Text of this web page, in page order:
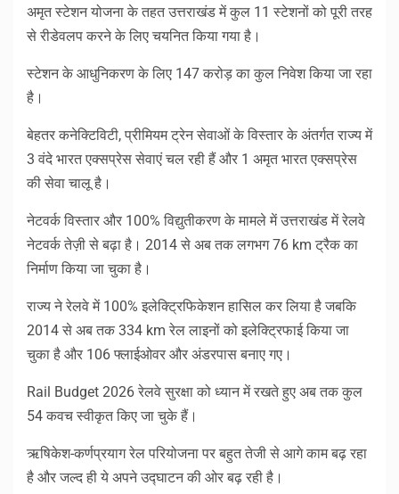
अमृत स्टेशन योजना के तहत उत्तराखंड में कुल 11 स्टेशनों को पूरी तरह
से रीडेवलप करने के लिए चयनित किया गया है।
स्टेशन के आधुनिकरण के लिए 147 करोड़ का कुल निवेश किया जा रहा
है।
बेहतर कनेक्टिविटी, प्रीमियम ट्रेन सेवाओं के विस्तार के अंतर्गत राज्य में
3 वंदे भारत एक्सप्रेस सेवाएं चल रही हैं और 1 अमृत भारत एक्सप्रेस
की सेवा चालू है।
नेटवर्क विस्तार और 100% विद्युतीकरण के मामले में उत्तराखंड में रेलवे
नेटवर्क तेज़ी से बढ़ा है। 2014 से अब तक लगभग 76 km ट्रैक का
निर्माण किया जा चुका है।
राज्य ने रेलवे में 100% इलेक्ट्रिफिकेशन हासिल कर लिया है जबकि
2014 से अब तक 334 km रेल लाइनों को इलेक्ट्रिफाई किया जा
चुका है और 106 फ्लाईओवर और अंडरपास बनाए गए।
Rail Budget 2026 रेलवे सुरक्षा को ध्यान में रखते हुए अब तक कुल
54 कवच स्वीकृत किए जा चुके हैं।
ऋषिकेश-कर्णप्रयाग रेल परियोजना पर बहुत तेजी से आगे काम बढ़ रहा
है और जल्द ही ये अपने उद्घाटन की ओर बढ़ रही है।